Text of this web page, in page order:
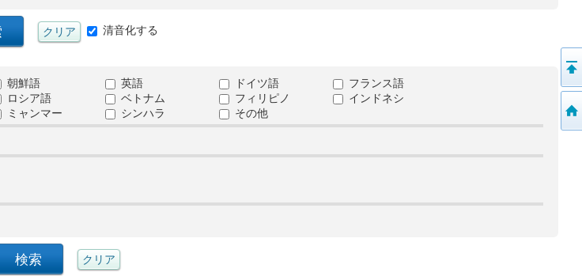
清音化する
朝鮮語 英語 ドイツ語
フランス語
ロシア語 ベトナム フィリピノ
インドネシ
ミャンマー シンハラ その他